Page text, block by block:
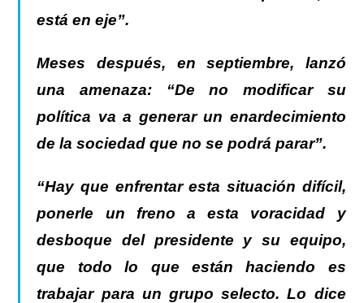
está en eje”.
Meses después, en septiembre, lanzó
una amenaza: “De no modificar su
política va a generar un enardecimiento
de la sociedad que no se podrá parar”.
“Hay que enfrentar esta situación difícil,
ponerle un freno a esta voracidad y
desboque del presidente y su equipo,
que todo lo que están haciendo es
trabajar para un grupo selecto. Lo dice